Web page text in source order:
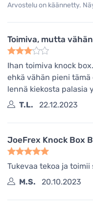
Arvostelu on käännetty.
Toimiva, mutta
Ihan toimiva knock
ehkä vähän pieni
lennä kiekosta palasia
T.L.
22.12.2023
JoeFrex Knock Box
Tukevaa tekoa ja
M.S.
20.10.2023